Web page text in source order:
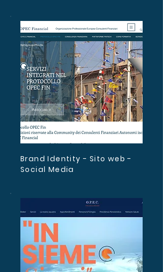
Brand Identity - Sito web -
Social Media